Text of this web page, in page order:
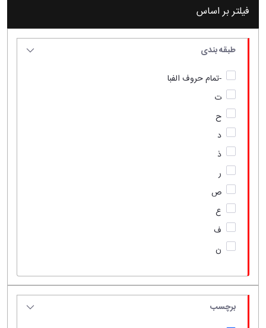
فیلتر بر اساس
طبقه بندی
-تمام حروف الفبا
ت
ح
د
ذ
ر
ص
ع
ف
ن
برچسب